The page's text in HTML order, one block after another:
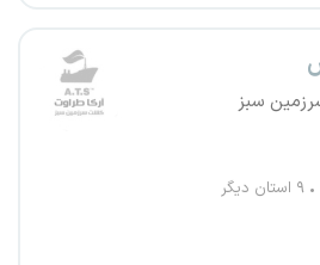
سبز
۹ استان دیگر